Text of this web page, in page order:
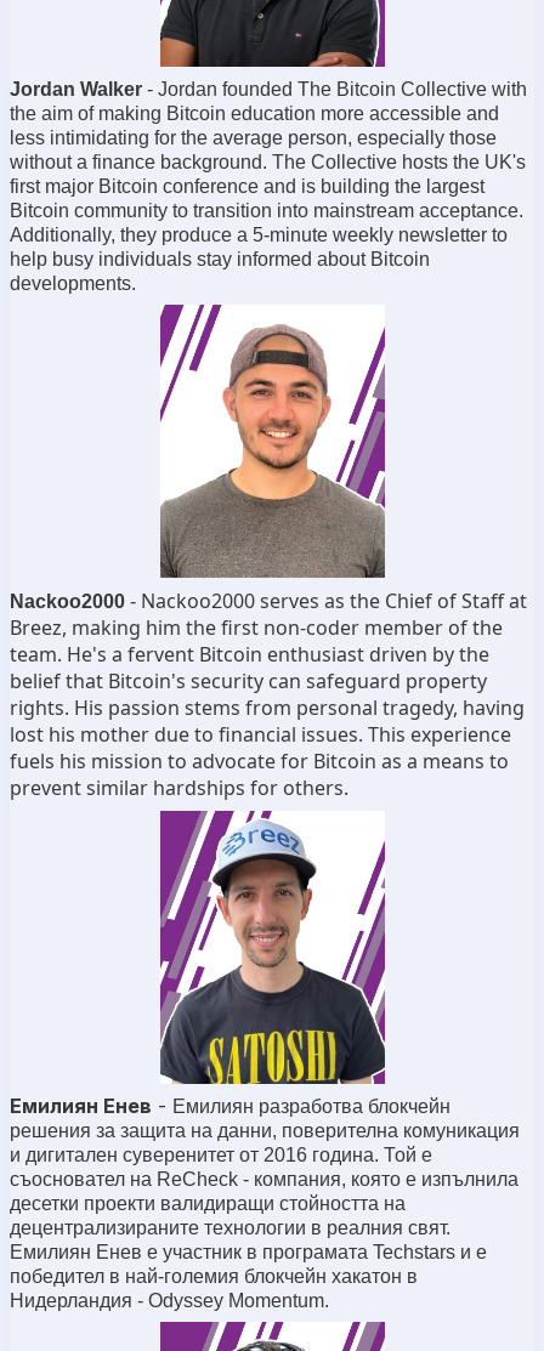
Jordan Walker - Jordan founded The Bitcoin Collective with
the aim of making Bitcoin education more accessible and
less intimidating for the average person, especially those
without a finance background. The Collective hosts the UK's
first major Bitcoin conference and is building the largest
Bitcoin community to transition into mainstream acceptance.
Additionally, they produce a 5-minute weekly newsletter to
help busy individuals stay informed about Bitcoin
developments.
Nackoo2000 - Nackoo2000 serves as the Chief of Staff at
Breez, making him the first non-coder member of the
team. He's a fervent Bitcoin enthusiast driven by the
belief that Bitcoin's security can safeguard property
rights. His passion stems from personal tragedy, having
lost his mother due to financial issues. This experience
fuels his mission to advocate for Bitcoin as a means to
prevent similar hardships for others.
Емилиян Енев - Емилиян разработва блокчейн
решения за защита на данни, поверителна комуникация
и дигитален суверенитет от 2016 година. Той е
съосновател на ReCheck - компания, която е изпълнила
десетки проекти валидиращи стойността на
децентрализираните технологии в реалния свят.
Емилиян Енев е участник в програмата Techstars и е
победител в най-големия блокчейн хакатон в
Нидерландия - Odyssey Momentum.